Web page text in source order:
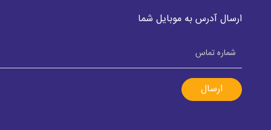
ارسال آدرس به موبایل شما
ارسال